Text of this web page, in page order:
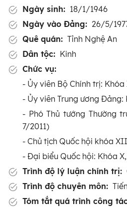
Ngày sinh: 18/1/1946
Ngày vào Đảng: 26/5/
Quê quán: Tỉnh Nghệ An
Dân tộc: Kinh
Chức vụ:
- Ủy viên Bộ Chính trị: Khóa
- Ủy viên Trung ương
- Phó Thủ tướng Thường
7/2011)
- Chủ tịch Quốc hội khóa
- Đại biểu Quốc hội: Khóa
Trình độ lý luận chính trị:
Trình độ chuyên môn:
Tóm tắt quá trình công